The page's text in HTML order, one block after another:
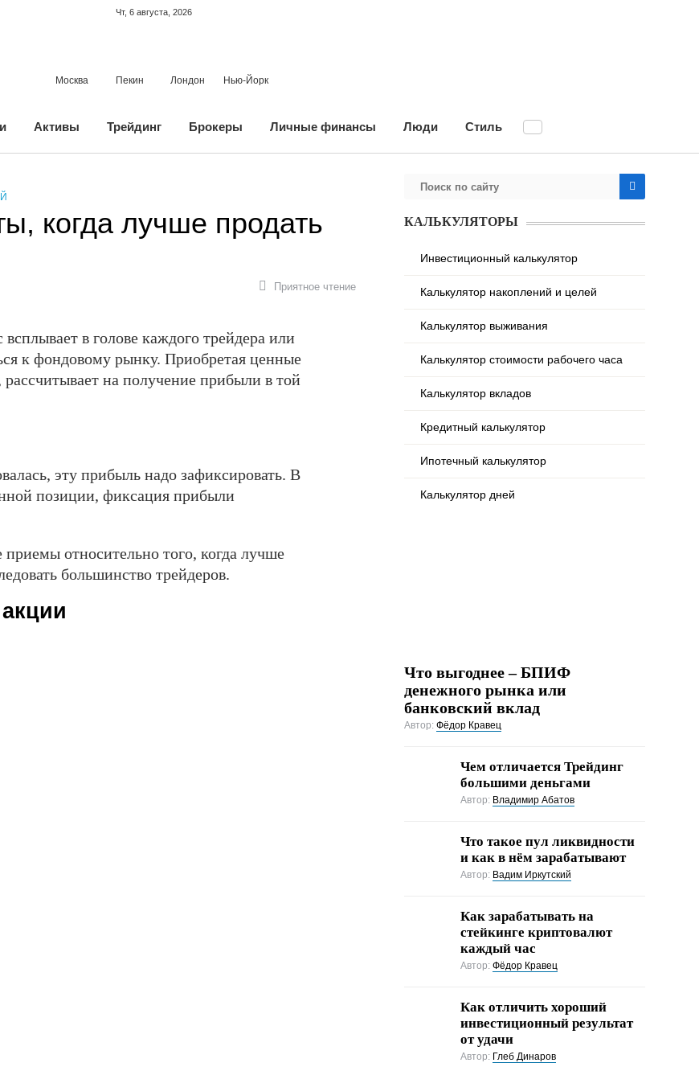
Чт, 6 августа, 2026
Москва Пекин Лондон Нью-Йорк
Активы Трейдинг Брокеры Личные финансы Люди Стиль
когда лучше продать
Приятное чтение
всплывает в голове каждого трейдера или
к фондовому рынку. Приобретая ценные
рассчитывает на получение прибыли в той
эту прибыль надо зафиксировать. В
позиции, фиксация прибыли
относительно того, когда лучше
большинство трейдеров.
КАЛЬКУЛЯТОРЫ
Инвестиционный калькулятор
Калькулятор накоплений и целей
Калькулятор выживания
Калькулятор стоимости рабочего часа
Калькулятор вкладов
Кредитный калькулятор
Ипотечный калькулятор
Калькулятор дней
Что выгоднее – БПИФ
денежного рынка или
банковский вклад
Автор: Фёдор Кравец
Чем отличается Трейдинг
большими деньгами
Автор: Владимир Абатов
Что такое пул ликвидности
и как в нём зарабатывают
Автор: Вадим Иркутский
Как зарабатывать на
стейкинге криптовалют
каждый час
Автор: Фёдор Кравец
Как отличить хороший
инвестиционный результат
от удачи
Автор: Глеб Динаров